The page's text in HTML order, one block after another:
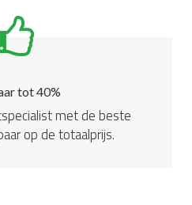
tot 40%
met de beste
op de totaalprijs.